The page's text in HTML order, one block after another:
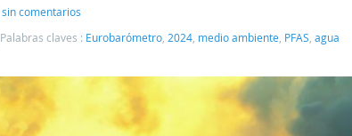
sin comentarios
Palabras claves : Eurobarómetro 2024 medio ambiente PFAS agua